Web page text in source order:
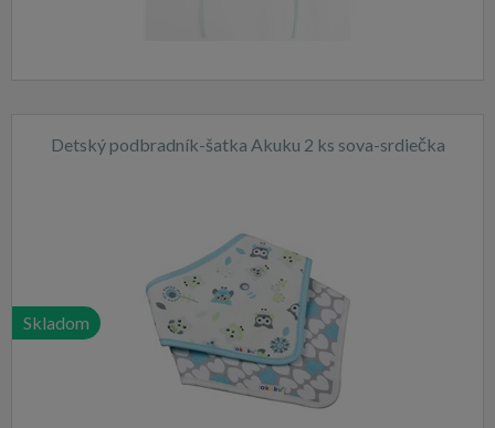
Detský podbradník-šatka Akuku 2 ks sova-srdiečka
Skladom